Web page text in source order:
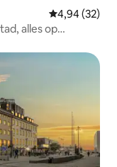
Gemiddelde
4,94 (32)
alles op